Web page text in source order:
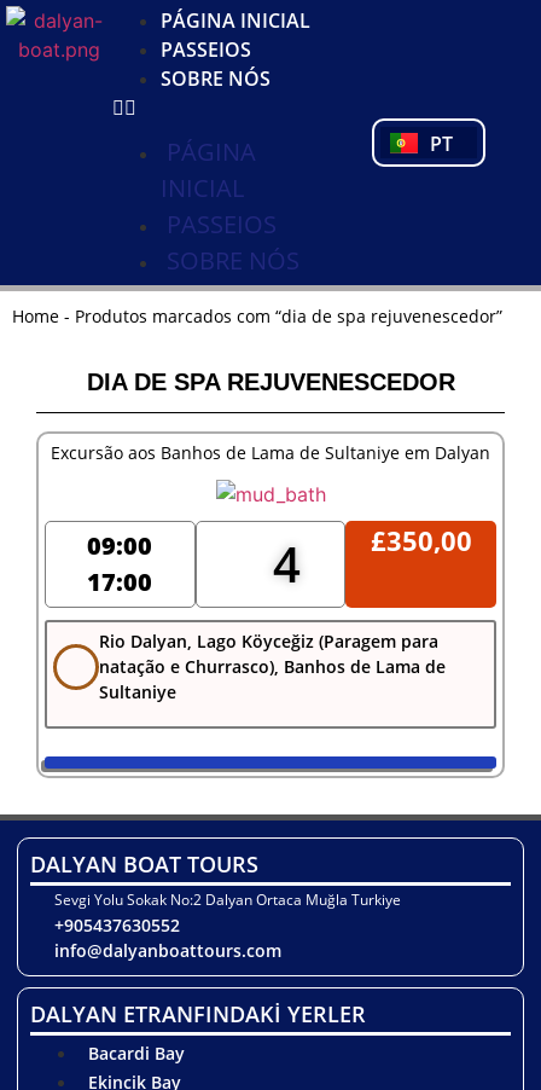
PÁGINA INICIAL
PASSEIOS
SOBRE NÓS
PÁGINA
INICIAL
PASSEIOS
SOBRE NÓS
PT
PL
TR
Home - Produtos marcados com “dia de spa rejuvenescedor”
DIA DE SPA REJUVENESCEDOR
Excursão aos Banhos de Lama de Sultaniye em Dalyan
09:00
17:00
4 £350,00
Rio Dalyan, Lago Köyceğiz (Paragem para
natação e Churrasco), Banhos de Lama de
Sultaniye
DALYAN BOAT TOURS
Sevgi Yolu Sokak No:2 Dalyan Ortaca Muğla Turkiye
+905437630552
info@dalyanboattours.com
DALYAN ETRANFINDAKİ YERLER
Bacardi Bay
Ekincik Bay